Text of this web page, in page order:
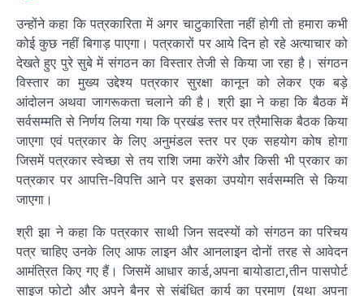
उन्होंने कहा कि पत्रकारिता में अगर चाटुकारिता नहीं होगी तो हमारा कभी
कोई कुछ नहीं बिगाड़ पाएगा। पत्रकारों पर आये दिन हो रहे अत्याचार को
देखते हुए पुरे सुबे में संगठन का विस्तार तेजी से किया जा रहा है। संगठन
विस्तार का मुख्य उद्देश्य पत्रकार सुरक्षा कानून को लेकर एक बड़े
आंदोलन अथवा जागरूकता चलाने की है। श्री झा ने कहा कि बैठक में
सर्वसम्मति से निर्णय लिया गया कि प्रखंड स्तर पर त्रैमासिक बैठक किया
जाएगा एवं पत्रकार के लिए अनुमंडल स्तर पर एक सहयोग कोष होगा
जिसमें पत्रकार स्वेच्छा से तय राशि जमा करेंगे और किसी भी प्रकार का
पत्रकार पर आपत्ति-विपत्ति आने पर इसका उपयोग सर्वसम्मति से किया
जाएगा।
श्री झा ने कहा कि पत्रकार साथी जिन सदस्यों को संगठन का परिचय
पत्र चाहिए उनके लिए आफ लाइन और आनलाइन दोनों तरह से आवेदन
आमंत्रित किए गए हैं। जिसमें आधार कार्ड,अपना बायोडाटा,तीन पासपोर्ट
साइज फोटो और अपने बैनर से संबंधित कार्य का प्रमाण (यथा अपना